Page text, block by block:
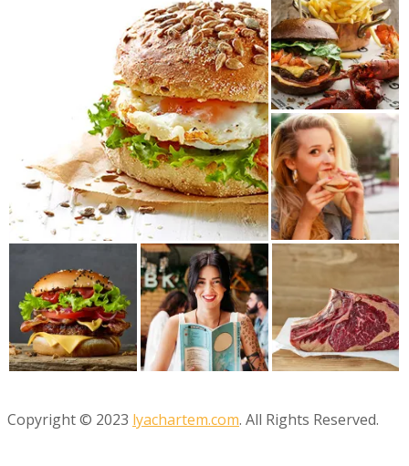
Copyright © 2023 lyachartem.com. All Rights Reserved.